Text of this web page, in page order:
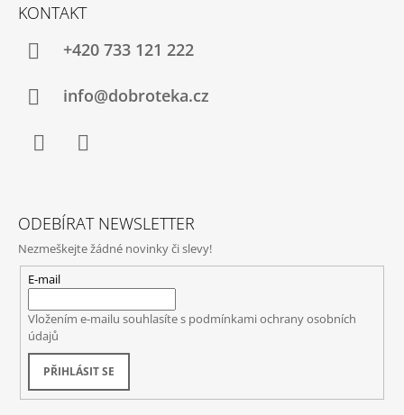
KONTAKT
+420 733 121 222
info@dobroteka.cz
ODEBÍRAT NEWSLETTER
Nezmeškejte žádné novinky či slevy!
E-mail
Vložením e-mailu souhlasíte s podmínkami ochrany osobních
údajů
PŘIHLÁSIT SE